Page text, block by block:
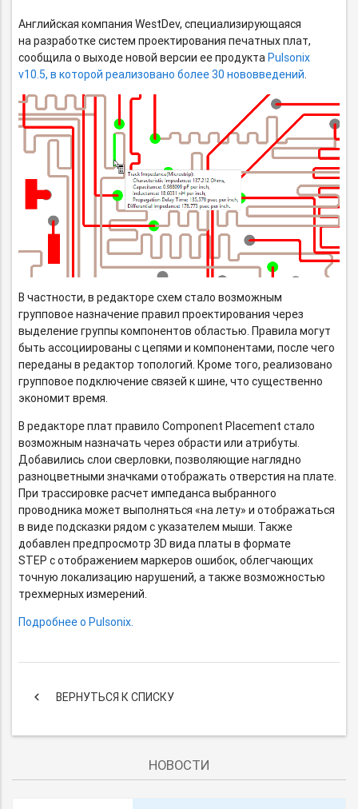
Английская компания WestDev, специализирующаяся
на разработке систем проектирования печатных плат,
сообщила о выходе новой версии ее продуктаPulsonix
v10.5, в которой реализовано более 30 нововведений.
В частности, в редакторе схем стало возможным
групповое назначение правил проектирования через
выделение группы компонентов областью. Правила могут
быть ассоциированы с цепями и компонентами, после чего
переданы в редактор топологий. Кроме того, реализовано
групповое подключение связей к шине, что существенно
экономит время.
В редакторе плат правило Component Placement стало
возможным назначать через обрасти или атрибуты.
Добавились слои сверловки, позволяющие наглядно
разноцветными значками отображать отверстия на плате.
При трассировке расчет импеданса выбранного
проводника может выполняться «на лету» и отображаться
в виде подсказки рядом с указателем мыши. Также
добавлен предпросмотр 3D вида платы в формате
STEP с отображением маркеров ошибок, облегчающих
точную локализацию нарушений, а также возможностью
трехмерных измерений.
Подробнее о Pulsonix.
keyboard_arrow_left ВЕРНУТЬСЯ К СПИСКУ
НОВОСТИ